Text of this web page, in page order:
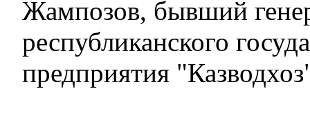
Жампозов, бывший
республиканского
предприятия